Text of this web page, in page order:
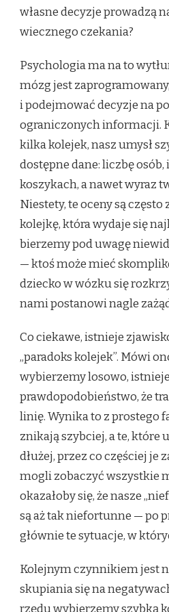
własne decyzje prowadzą
wiecznego czekania?
Psychologia ma na to
mózg jest
i podejmować decyzje na
ograniczonych informacji.
kilka kolejek, nasz umysł
dostępne dane: liczbę
koszykach, a nawet wyraz
Niestety, te oceny są często
kolejkę, która wydaje się
bierzemy pod uwagę
— ktoś może mieć
dziecko w wózku się
nami postanowi nagle
Co ciekawe, istnieje
„paradoks kolejek”. Mówi
wybierzemy losowo,
prawdopodobieństwo, że
linię. Wynika to z prostego
znikają szybciej, a te, które
dłużej, przez co częściej je
mogli zobaczyć wszystkie
okazałoby się, że nasze
są aż tak niefortunne — po
głównie te sytuacje, w
Kolejnym czynnikiem jest
skupiania się na
rzędu wybierzemy szybką